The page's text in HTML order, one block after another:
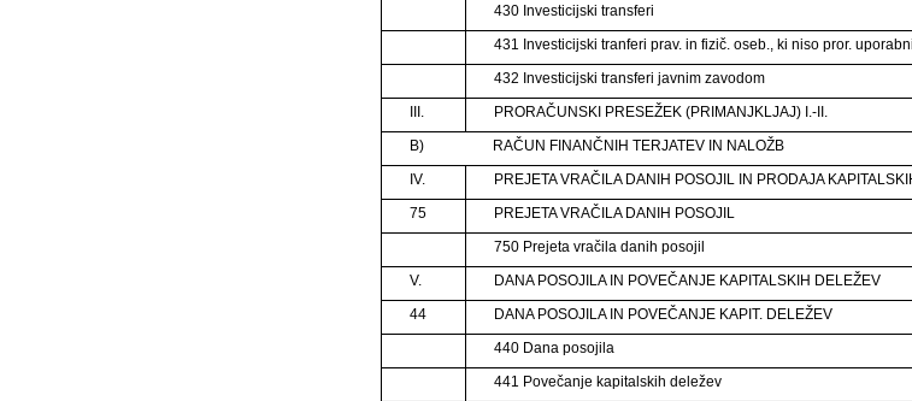
430 Investicijski transferi
431 Investicijski tranferi prav. in fizič. oseb., ki niso pror.
432 Investicijski transferi javnim zavodom
III.
PRORAČUNSKI PRESEŽEK (PRIMANJKLJAJ) I.-II.
B)
RAČUN FINANČNIH TERJATEV IN NALOŽB
IV.
PREJETA VRAČILA DANIH POSOJIL IN PRODAJA
75
PREJETA VRAČILA DANIH POSOJIL
750 Prejeta vračila danih posojil
V.
DANA POSOJILA IN POVEČANJE KAPITALSKIH DELEŽEV
44
DANA POSOJILA IN POVEČANJE KAPIT. DELEŽEV
440 Dana posojila
441 Povečanje kapitalskih deležev